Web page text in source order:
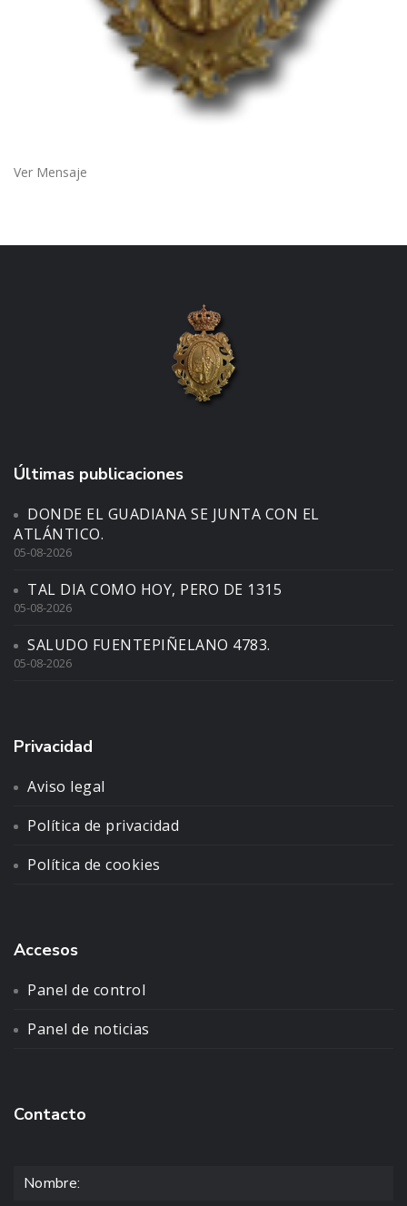
Ver Mensaje
Últimas publicaciones
DONDE EL GUADIANA SE JUNTA CON EL
ATLÁNTICO.
05-08-2026
TAL DIA COMO HOY, PERO DE 1315
05-08-2026
SALUDO FUENTEPIÑELANO 4783.
05-08-2026
Privacidad
Aviso legal
Política de privacidad
Política de cookies
Accesos
Panel de control
Panel de noticias
Contacto